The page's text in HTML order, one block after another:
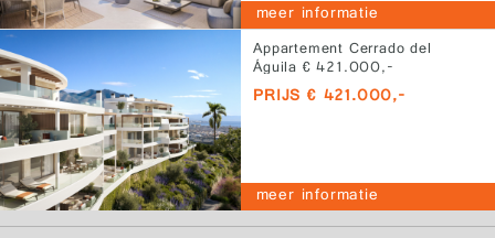
meer informatie
Appartement Cerrado del
Águila € 421.000,-
PRIJS € 421.000,-
meer informatie